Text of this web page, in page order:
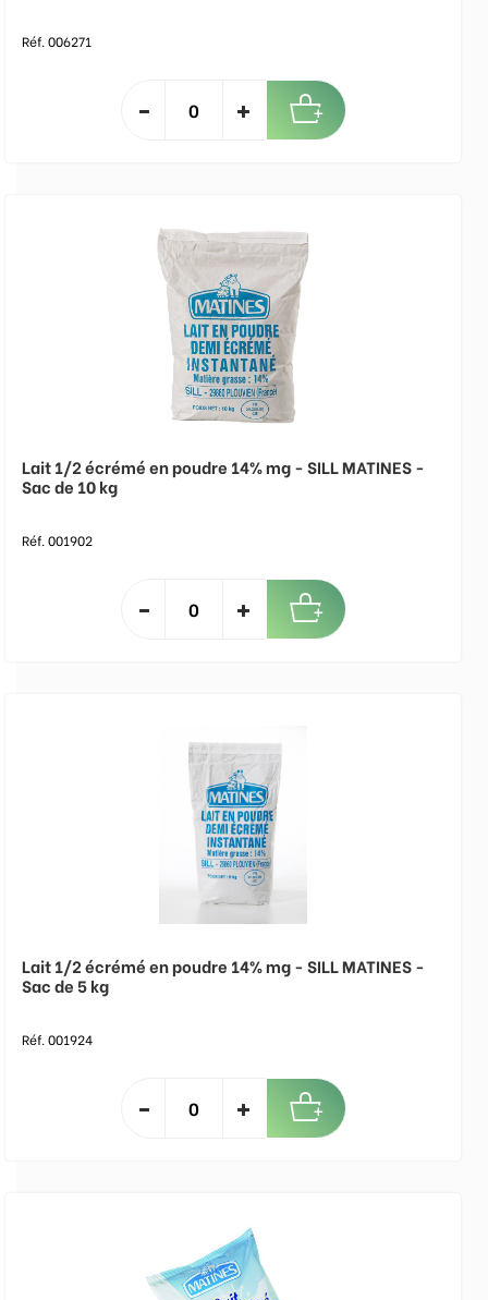
Réf. 006271
Lait 1/2 écrémé en poudre 14% mg - SILL MATINES -
Sac de 10 kg
Réf. 001902
Lait 1/2 écrémé en poudre 14% mg - SILL MATINES -
Sac de 5 kg
Réf. 001924